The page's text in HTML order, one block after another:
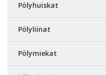
Pölyhuiskat
Pölyliinat
Pölymiekat